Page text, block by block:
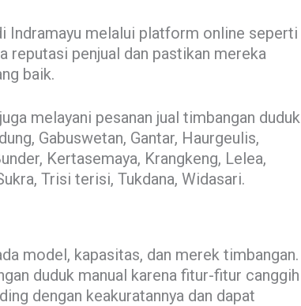
Indramayu melalui platform online seperti
reputasi penjual dan pastikan mereka
baik.
melayani pesanan jual timbangan duduk
Gabuswetan, Gantar, Haurgeulis,
Kertasemaya, Krangkeng, Lelea,
Trisi terisi, Tukdana, Widasari.
model, kapasitas, dan merek timbangan.
duduk manual karena fitur-fitur canggih
dengan keakuratannya dan dapat